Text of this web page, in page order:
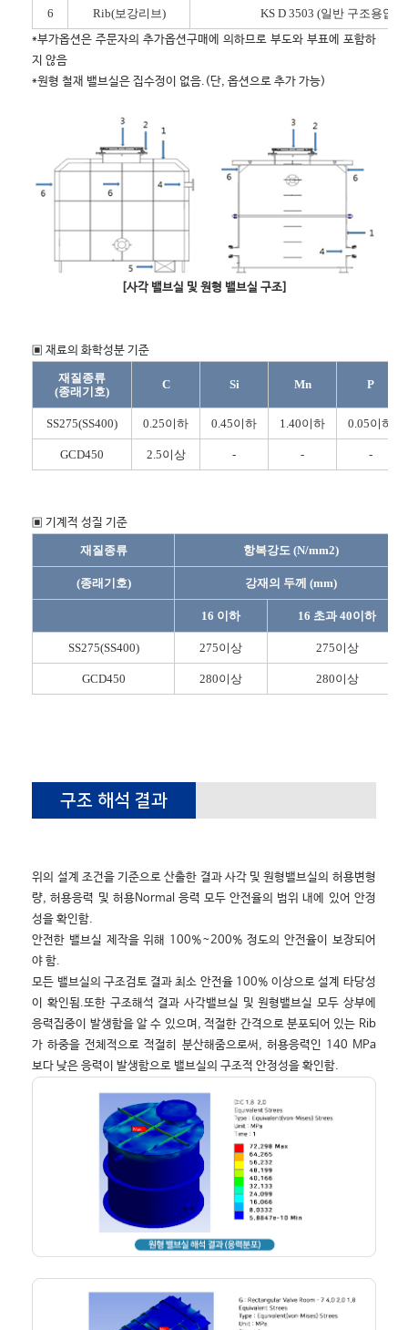
6 Rib(보강리브)
KS D 3503 (일반 구조용압연
*부가옵션은 주문자의 추가옵션구매에 의하므로 부도와 부표에 포함하
지 않음
*원형 철재 밸브실은 집수정이 없음.(단, 옵션으로 추가 가능)
[사각 밸브실 및 원형 밸브실 구조]
▣ 재료의 화학성분 기준
재질종류
(종래기호)
C Si Mn P
SS275(SS400) 0.25이하 0.45이하 1.40이하 0.05이하
GCD450 2.5이상 - - -
▣ 기계적 성질 기준
재질종류
항복강도 (N/mm2)
(종래기호) 강재의 두께 (mm)
16 이하 16 초과 40이하
SS275(SS400) 275이상 275이상
GCD450 280이상 280이상
구조 해석 결과
위의 설계 조건을 기준으로 산출한 결과 사각 및 원형밸브실의 허용변형
량, 허용응력 및 허용Normal 응력 모두 안전율의 범위 내에 있어 안정
성을 확인함.
안전한 밸브실 제작을 위해 100%~200% 정도의 안전율이 보장되어
야 함.
모든 밸브실의 구조검토 결과 최소 안전율 100% 이상으로 설계 타당성
이 확인됨.또한 구조해석 결과 사각밸브실 및 원형밸브실 모두 상부에
응력집중이 발생함을 알 수 있으며, 적절한 간격으로 분포되어 있는 Rib
가 하중을 전체적으로 적절히 분산해줌으로써, 허용응력인 140 MPa
보다 낮은 응력이 발생함으로 밸브실의 구조적 안정성을 확인함.